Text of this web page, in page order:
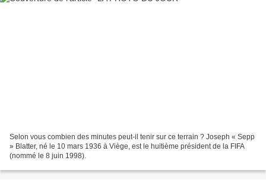
Selon vous combien des minutes peut-il tenir sur ce terrain ? Joseph « Sepp
» Blatter, né le 10 mars 1936 à Viège, est le huitième président de la FIFA
(nommé le 8 juin 1998).